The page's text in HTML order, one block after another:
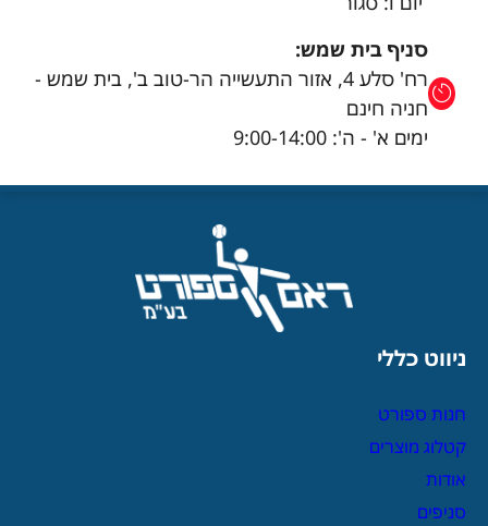
סניף בית שמש:
רח' סלע 4, אזור התעשייה הר-טוב ב', בית שמש -
חניה חינם
ימים א' - ה': 9:00-14:00
ניווט כללי
חנות ספורט
קטלוג מוצרים
אודות
סניפים